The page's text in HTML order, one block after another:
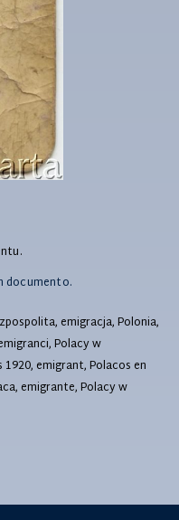
documento.
emigracja, Polonia,
Polacy w
emigrant, Polacos en
emigrante, Polacy w